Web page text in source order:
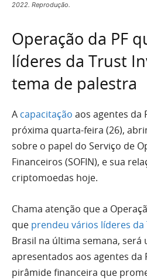
2022. Reprodução.
Operação da PF
líderes da Trust
tema de palestra
A capacitação aos agentes da
próxima quarta-feira (26),
sobre o papel do Serviço de
Financeiros (SOFIN), e sua
criptomoedas hoje.
Chama atenção que a
que prendeu vários líderes
Brasil na última semana, será
apresentados aos agentes da
pirâmide financeira que